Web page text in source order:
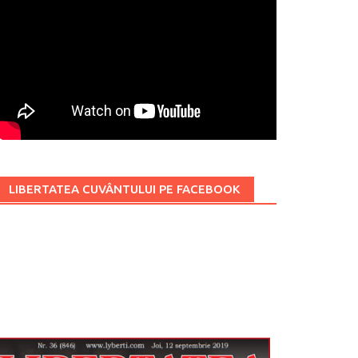
LIBERTATEA CUVÂNTULUI PE FACEBOOK